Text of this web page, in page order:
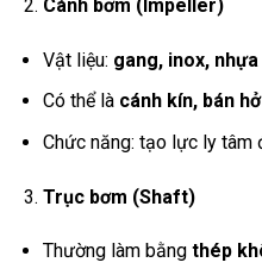
Cánh bơm (Impeller)
Vật liệu: gang, inox,
Có thể là cánh kín, bán
Chức năng: tạo lực ly tâm
Trục bơm (Shaft)
Thường làm bằng thép